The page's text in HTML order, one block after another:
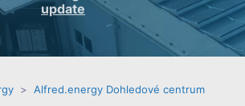
update
Alfred.energy Dohledové centrum